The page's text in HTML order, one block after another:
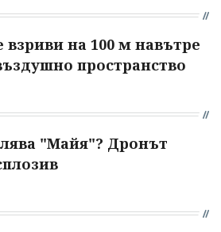
взриви на 100 м навътре
пространство
"Майя"? Дронът